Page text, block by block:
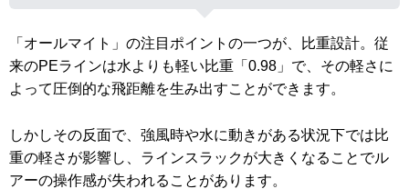
「オールマイト」の注目ポイントの一つが、比重設計。従
来のPEラインは水よりも軽い比重「0.98」で、その軽さに
よって圧倒的な飛距離を生み出すことができます。
しかしその反面で、強風時や水に動きがある状況下では比
重の軽さが影響し、ラインスラックが大きくなることでル
アーの操作感が失われることがあります。